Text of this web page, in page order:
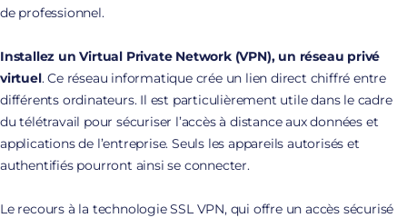
de professionnel.
Installez un Virtual Private Network (VPN), un réseau privé
virtuel. Ce réseau informatique crée un lien direct chiffré entre
différents ordinateurs. Il est particulièrement utile dans le cadre
du télétravail pour sécuriser l’accès à distance aux données et
applications de l’entreprise. Seuls les appareils autorisés et
authentifiés pourront ainsi se connecter.
Le recours à la technologie SSL VPN, qui offre un accès sécurisé